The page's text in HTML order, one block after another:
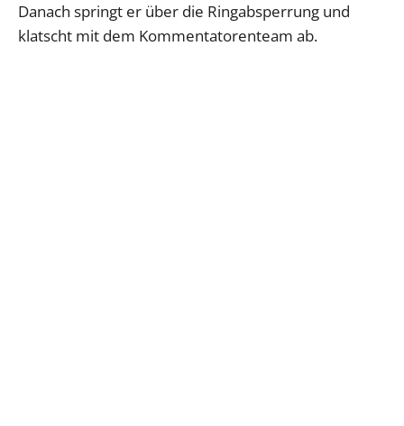
Danach springt er über die Ringabsperrung und
klatscht mit dem Kommentatorenteam ab.